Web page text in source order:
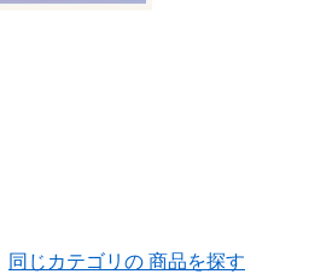
同じカテゴリの 商品を探す